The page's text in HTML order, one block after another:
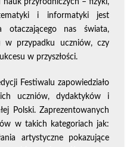
nauk przyrodniczych – fizyki,
i informatyki jest
otaczającego nas świata,
w przypadku uczniów, czy
w przyszłości.
Festiwalu zapowiedziało
uczniów, dydaktyków i
Polski. Zaprezentowanych
w takich kategoriach jak:
artystyczne pokazujące